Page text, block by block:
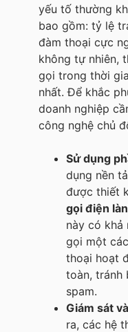
yếu tố thường
bao gồm: tỷ lệ
đàm thoại cực
không tự nhiên,
gọi trong thời
nhất. Để khắc
doanh nghiệp
công nghệ chủ
Sử dụng
dụng nền
được thiết
gọi điện
này có khả
gọi một
thoại hoạt
toàn, tránh
spam.
Giám sát
ra, các hệ